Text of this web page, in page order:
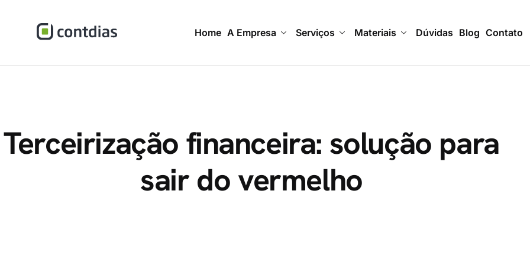
Home A Empresa Serviços Materiais Dúvidas Blog Contato
Terceirização financeira: solução para
sair do vermelho